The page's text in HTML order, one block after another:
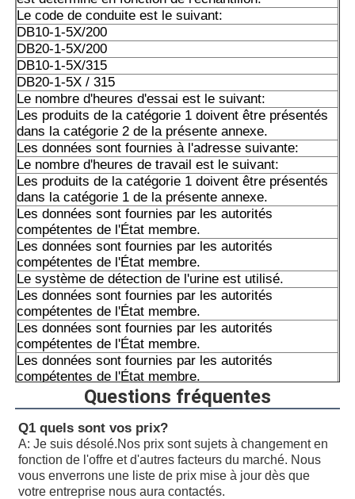
Le code de conduite est le suivant:
DB10-1-5X/200
DB20-1-5X/200
DB10-1-5X/315
DB20-1-5X / 315
Le nombre d'heures d'essai est le suivant:
Les produits de la catégorie 1 doivent être présentés
dans la catégorie 2 de la présente annexe.
Les données sont fournies à l'adresse suivante:
Le nombre d'heures de travail est le suivant:
Les produits de la catégorie 1 doivent être présentés
dans la catégorie 1 de la présente annexe.
Les données sont fournies par les autorités
compétentes de l'État membre.
Les données sont fournies par les autorités
compétentes de l'État membre.
Le système de détection de l'urine est utilisé.
Les données sont fournies par les autorités
compétentes de l'État membre.
Les données sont fournies par les autorités
compétentes de l'État membre.
Les données sont fournies par les autorités
compétentes de l'État membre.
Les données sont fournies par les autorités
compétentes de l'État membre.
Les données sont fournies par les autorités
compétentes de l'État membre.
Les données sont fournies par les autorités
compétentes de l'Union européenne.
Le système de détection des émissions de CO2 doit
Questions fréquentes
Q1 quels sont vos prix?
A: Je suis désolé.Nos prix sont sujets à changement en
fonction de l'offre et d'autres facteurs du marché. Nous
vous enverrons une liste de prix mise à jour dès que
votre entreprise nous aura contactés.